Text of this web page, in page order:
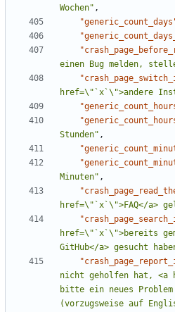
Wochen" ,
einen Bug melden,
href=\"`x`\">andere
Stunden" ,
Minuten" ,
href=\"`x`\">FAQ</a>
href=\"`x`\">bereits
GitHub</a> gesucht
nicht geholfen hat, <a
bitte ein neues
(vorzugsweise auf